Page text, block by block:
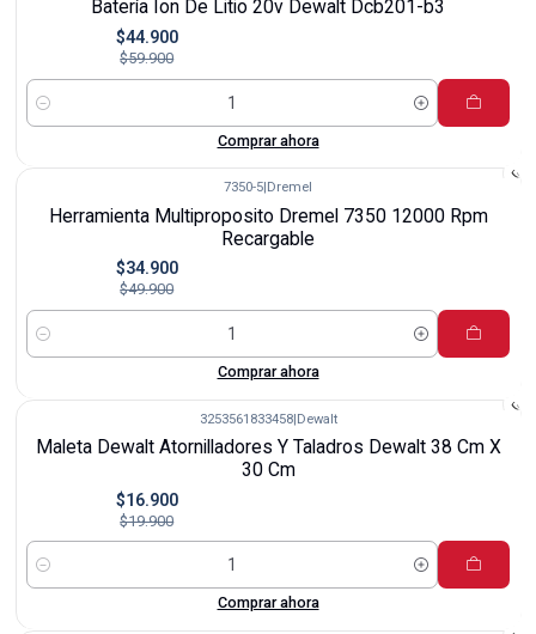
Batería Ion De Litio 20v Dewalt Dcb201-b3
$44.900
$59.900
Cantidad
Comprar ahora
7350-5 Dremel
Herramienta Multiproposito Dremel 7350 12000 Rpm
Recargable
$34.900
$49.900
Cantidad
Comprar ahora
3253561833458|Dewalt
Maleta Dewalt Atornilladores Y Taladros Dewalt 38 Cm X
30 Cm
$16.900
$19.900
Cantidad
Comprar ahora